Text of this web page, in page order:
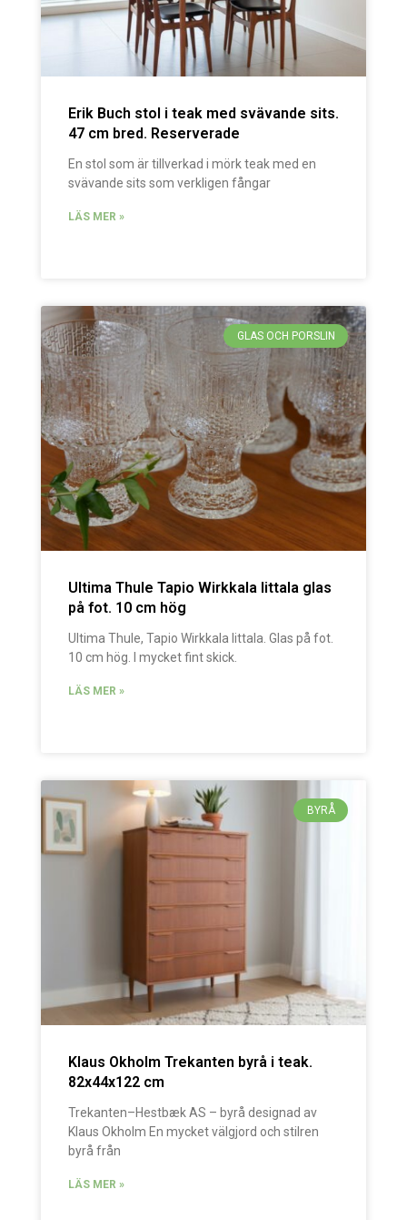
Erik Buch stol i teak med svävande sits.
47 cm bred. Reserverade
En stol som är tillverkad i mörk teak med en
svävande sits som verkligen fångar
LÄS MER »
GLAS OCH PORSLIN
Ultima Thule Tapio Wirkkala Iittala glas
på fot. 10 cm hög
Ultima Thule, Tapio Wirkkala Iittala. Glas på fot.
10 cm hög. I mycket fint skick.
LÄS MER »
BYRÅ
Klaus Okholm Trekanten byrå i teak.
82x44x122 cm
Trekanten–Hestbæk AS – byrå designad av
Klaus Okholm En mycket välgjord och stilren
byrå från
LÄS MER »